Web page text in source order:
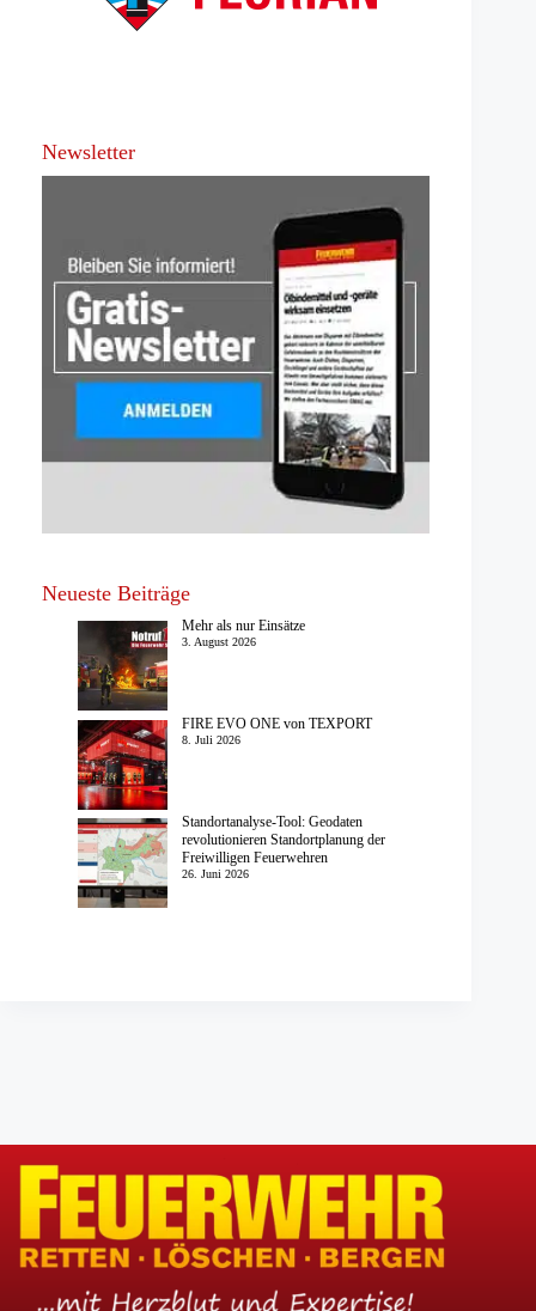
Newsletter
Neueste Beiträge
Mehr als nur Einsätze
3. August 2026
FIRE EVO ONE von TEXPORT
8. Juli 2026
Standortanalyse-Tool: Geodaten
revolutionieren Standortplanung der
Freiwilligen Feuerwehren
26. Juni 2026